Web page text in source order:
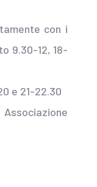
con i
9.30-12, 18-
e 21-22.30